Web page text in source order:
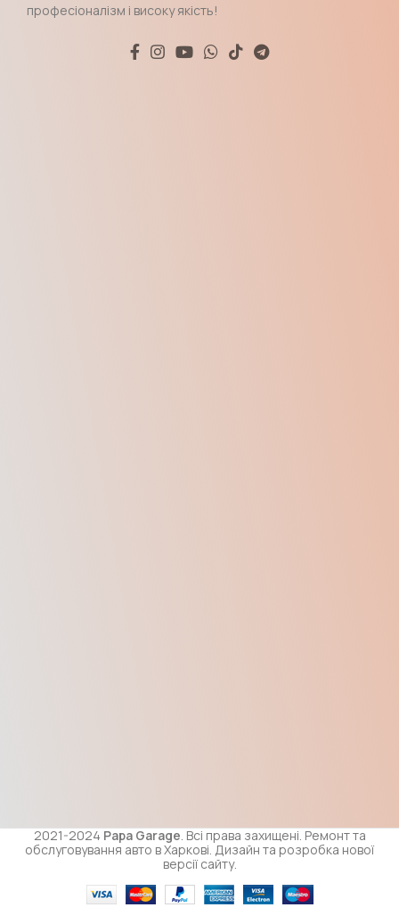
професіоналізм і високу якість!
2021-2024 Papa Garage. Всі права захищені. Ремонт та
обслуговування авто в Харкові. Дизайн та розробка нової
версії сайту.